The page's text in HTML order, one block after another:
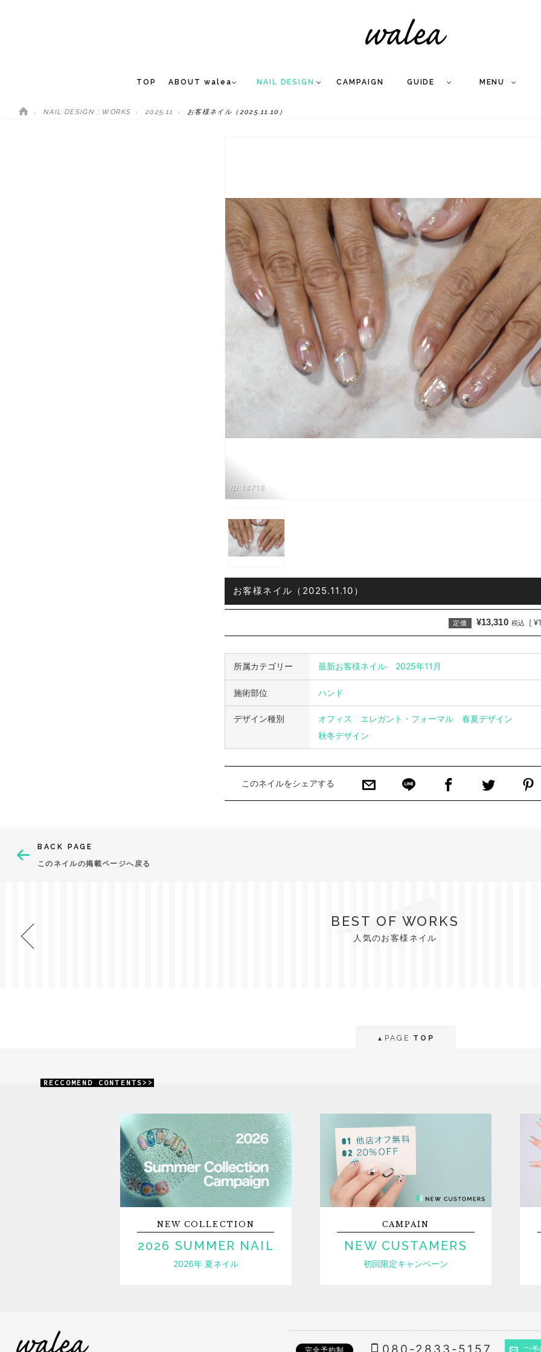
TOP ABOUT walea NAIL DESIGN CAMPAIGN GUIDE MENU
NAIL DESIGN : WORKS 2025.11 お客様ネイル（2025.11.10）
ID:14718
お客様ネイル（2025.11.10）
定価 ¥13,310 税込 [
所属カテゴリー 最新お客様ネイル 2025年11月
施術部位 ハンド
デザイン種別 オフィス エレガント・フォーマル
春夏デザイン
秋冬デザイン
このネイルをシェアする
BACK PAGE
このネイルの掲載ページへ戻る
BEST OF WORKS
人気のお客様ネイル
▲ PAGE TOP
RECCOMEND CONTENTS>>
NEWCOLLECTION
2026 SUMMER NAIL
2026年 夏ネイル
CAMPAIN
NEW CUSTAMERS
初回限定キャンペーン
完全予約制 ご